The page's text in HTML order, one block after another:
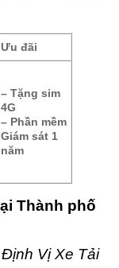
Ưu đãi
– Tặng sim
4G
– Phần mềm
Giám sát 1
năm
Thành phố
Định Vị Xe Tải